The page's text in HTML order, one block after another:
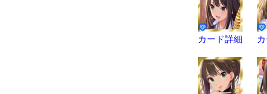
カード詳細